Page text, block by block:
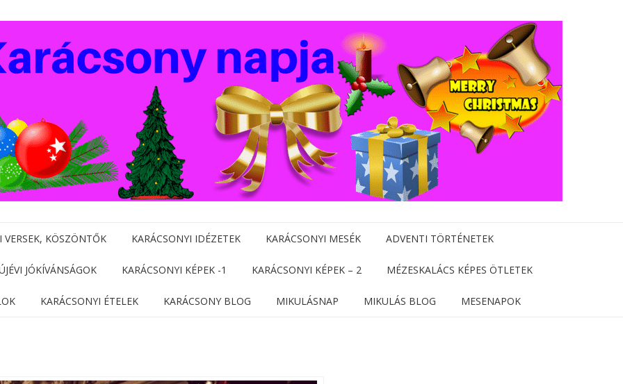
VERSEK, KÖSZÖNTŐK KARÁCSONYI IDÉZETEK KARÁCSONYI MESÉK ADVENTI TÖRTÉNETEK
JÓKÍVÁNSÁGOK KARÁCSONYI KÉPEK -1 KARÁCSONYI KÉPEK – 2 MÉZESKALÁCS KÉPES ÖTLETEK
KARÁCSONYI ÉTELEK KARÁCSONY BLOG MIKULÁSNAP MIKULÁS BLOG MESENAPOK